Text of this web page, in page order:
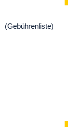
(Gebührenliste)